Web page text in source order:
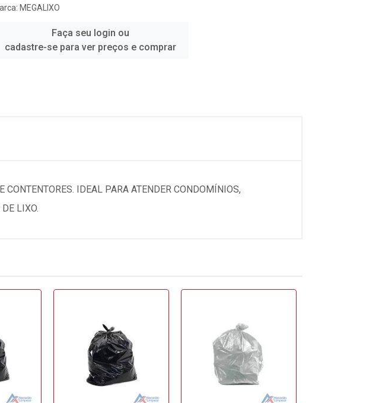
MEGALIXO
Faça seu login ou
cadastre-se para ver preços e comprar
IDEAL PARA ATENDER CONDOMÍNIOS,
LIXO.